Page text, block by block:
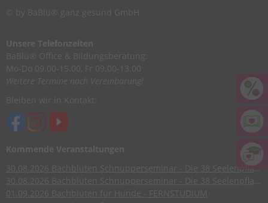
© by BaBlü® ganz gesund GmbH
Unsere Telefonzeiten
BaBlü® Office & Bildungsberatung:
Mo-Do 09.00-15.00, Fr 09.00-13.00
Weitere Termine nach Vereinbarung!
Bleiben wir in Kontakt:
Kommende Veranstaltungen
30.08.2026 Bachblüten Schnupperseminar - Die 38 Seelenpflanzen nach Dr. Edward Bach
30.08.2026 Bachblüten Schnupperseminar - Die 38 Seelenpflanzen nach Dr. Edward Bach
01.09.2026 Bachblüten für Hunde - FERNSTUDIUM